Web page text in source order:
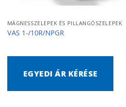
MÁGNESSZELEPEK ÉS PILLANGÓSZELEPEK
VAS 1-/10R/NPGR
EGYEDI ÁR KÉRÉSE